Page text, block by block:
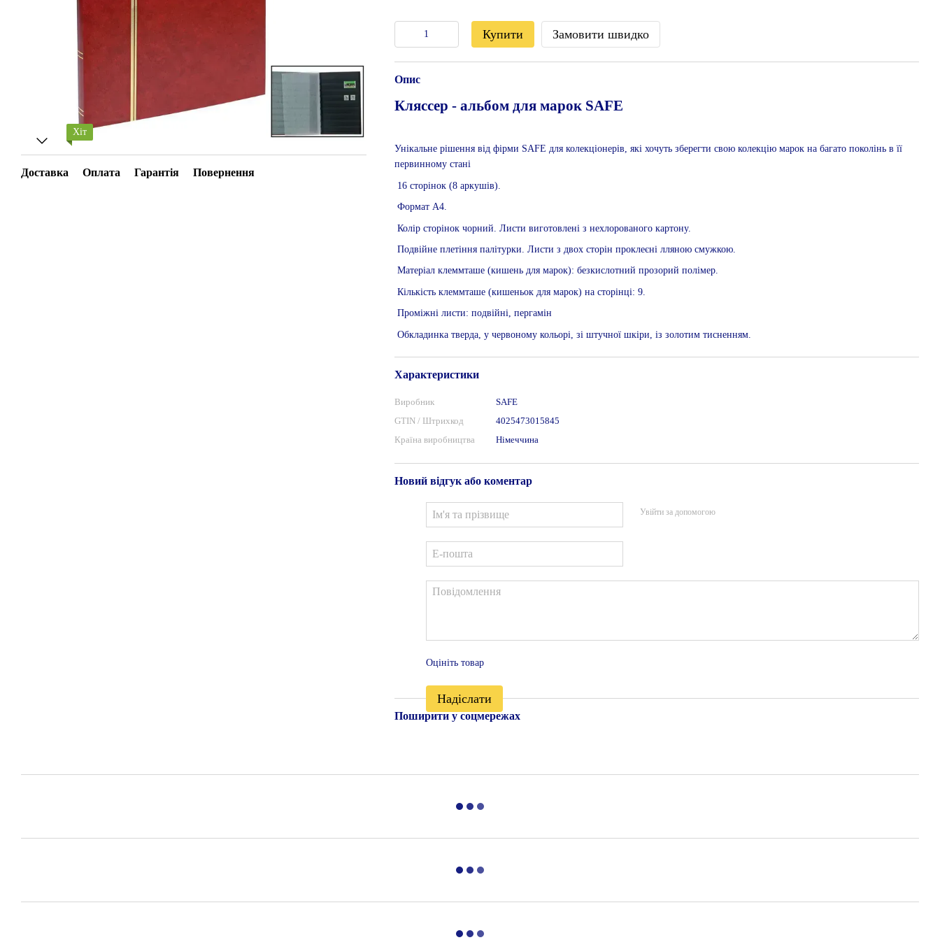
Хіт
Доставка Оплата Гарантія Повернення
Купити Замовити швидко
Опис
Кляссер - альбом для марок SAFE
Унікальне рішення від фірми SAFE для колекціонерів, які хочуть зберегти свою колекцію марок на багато поколінь в її
первинному стані
16 сторінок (8 аркушів).
Формат А4.
Колір сторінок чорний. Листи виготовлені з нехлорованого картону.
Подвійне плетіння палітурки. Листи з двох сторін проклеєні лляною смужкою.
Матеріал клеммташе (кишень для марок): безкислотний прозорий полімер.
Кількість клеммташе (кишеньок для марок) на сторінці: 9.
Проміжні листи: подвійні, пергамін
Обкладинка тверда, у червоному кольорі, зі штучної шкіри, із золотим тисненням.
Характеристики
Виробник
SAFE
GTIN / Штрихкод
4025473015845
Країна виробництва
Німеччина
Новий відгук або коментар
Увійти за допомогою
Оцініть товар
Надіслати
Поширити у соцмережах